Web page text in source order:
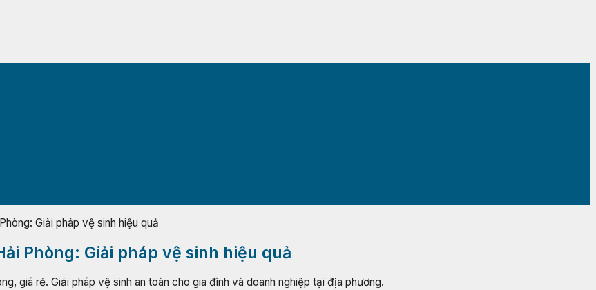
Giải pháp vệ sinh hiệu quả
Phòng: Giải pháp vệ sinh hiệu quả
giá rẻ. Giải pháp vệ sinh an toàn cho gia đình và doanh nghiệp tại địa phương.